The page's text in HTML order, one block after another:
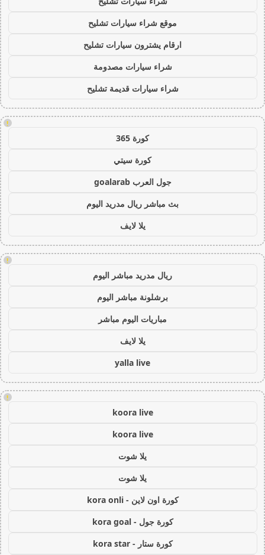
موقع شراء سيارات تشليح
ارقام يشترون سيارات تشليح
شراء سيارات مصدومة
شراء سيارات قديمة تشليح
!
كورة 365
كورة سيتي
جول العرب goalarab
بث مباشر ريال مدريد اليوم
يلا لايف
!
ريال مدريد مباشر اليوم
برشلونة مباشر اليوم
مباريات اليوم مباشر
يلا لايف
yalla live
!
koora live
koora live
يلا شوت
يلا شوت
كورة اون لاين - kora onli
كورة جول - kora goal
كورة ستار - kora star